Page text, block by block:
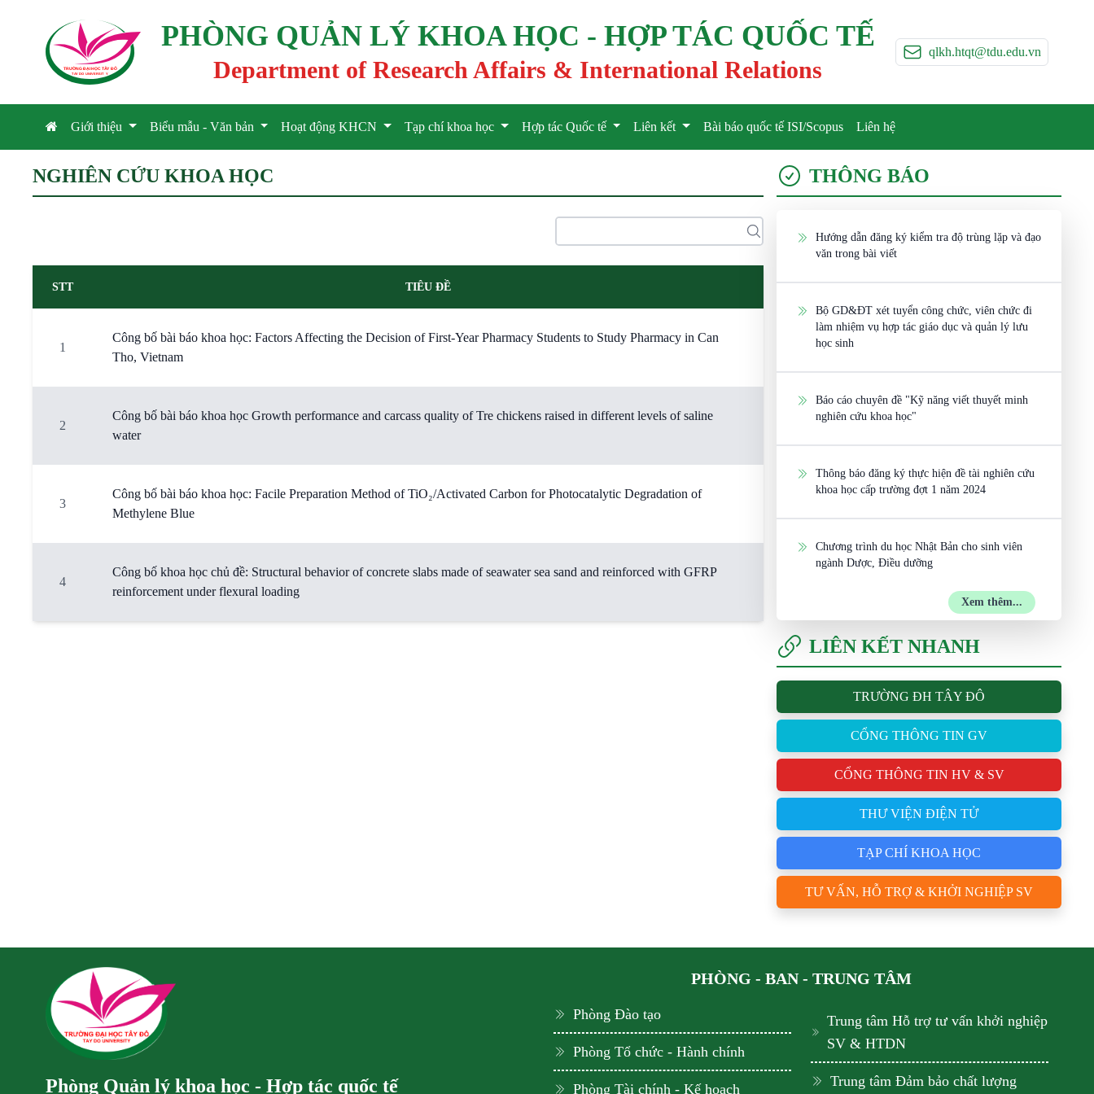
TRƯỜNG ĐẠI HỌC TÂY ĐÔ
TAY DO UNIVERSIT Y
PHÒNG QUẢN LÝ KHOA HỌC - HỢP TÁC QUỐC TẾ
Department of Research Affairs & International Relations
qlkh.htqt@tdu.edu.vn
Giới thiệu Biểu mẫu - Văn bản Hoạt động KHCN Tạp chí khoa học Hợp tác Quốc tế Liên kết Bài báo quốc tế ISI/Scopus Liên hệ
NGHIÊN CỨU KHOA HỌC
STT TIÊU ĐỀ
1
Công bố bài báo khoa học: Factors Affecting the Decision of First-Year Pharmacy Students to Study Pharmacy in Can
Tho, Vietnam
2
Công bố bài báo khoa học Growth performance and carcass quality of Tre chickens raised in different levels of saline
water
3
Công bố bài báo khoa học: Facile Preparation Method of TiO₂/Activated Carbon for Photocatalytic Degradation of
Methylene Blue
4
Công bố khoa học chủ đề: Structural behavior of concrete slabs made of seawater sea sand and reinforced with GFRP
reinforcement under flexural loading
THÔNG BÁO
Hướng dẫn đăng ký kiểm tra độ trùng lặp và đạo
văn trong bài viết
Bộ GD&ĐT xét tuyển công chức, viên chức đi
làm nhiệm vụ hợp tác giáo dục và quản lý lưu
học sinh
Báo cáo chuyên đề "Kỹ năng viết thuyết minh
nghiên cứu khoa học"
Thông báo đăng ký thực hiện đề tài nghiên cứu
khoa học cấp trường đợt 1 năm 2024
Chương trình du học Nhật Bản cho sinh viên
ngành Dược, Điều dưỡng
Xem thêm...
LIÊN KẾT NHANH
TRƯỜNG ĐH TÂY ĐÔ
CỔNG THÔNG TIN GV
CỔNG THÔNG TIN HV & SV
THƯ VIỆN ĐIỆN TỬ
TẠP CHÍ KHOA HỌC
TƯ VẤN, HỖ TRỢ & KHỞI NGHIỆP SV
Phòng Quản lý khoa học - Hợp tác quốc tế
PHÒNG - BAN - TRUNG TÂM
Phòng Đào tạo
Phòng Tổ chức - Hành chính
Phòng Tài chính - Kế hoạch
Trung tâm Hỗ trợ tư vấn khởi nghiệp
SV & HTDN
Trung tâm Đảm bảo chất lượng